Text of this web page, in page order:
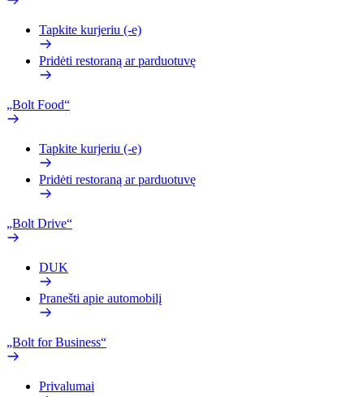
Tapkite kurjeriu (-e)
Pridėti restoraną ar parduotuvę
„Bolt Food“
Tapkite kurjeriu (-e)
Pridėti restoraną ar parduotuvę
„Bolt Drive“
DUK
Pranešti apie automobilį
„Bolt for Business“
Privalumai